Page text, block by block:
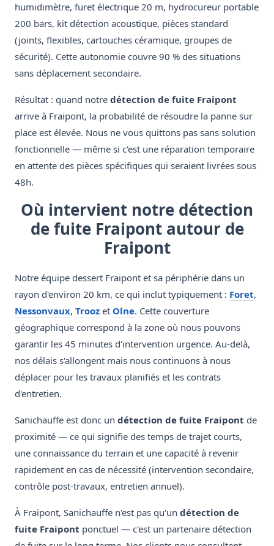
humidimètre, furet électrique 20 m, hydrocureur portable
200 bars, kit détection acoustique, pièces standard
(joints, flexibles, cartouches céramique, groupes de
sécurité). Cette autonomie couvre 90 % des situations
sans déplacement secondaire.
Résultat : quand notre détection de fuite Fraipont
arrive à Fraipont, la probabilité de résoudre la panne sur
place est élevée. Nous ne vous quittons pas sans solution
fonctionnelle — même si c'est une réparation temporaire
en attente des pièces spécifiques qui seraient livrées sous
48h.
Où intervient notre détection
de fuite Fraipont autour de
Fraipont
Notre équipe dessert Fraipont et sa périphérie dans un
rayon d'environ 20 km, ce qui inclut typiquement : Foret,
Nessonvaux, Trooz et Olne. Cette couverture
géographique correspond à la zone où nous pouvons
garantir les 45 minutes d'intervention urgence. Au-delà,
nos délais s'allongent mais nous continuons à nous
déplacer pour les travaux planifiés et les contrats
d'entretien.
Sanichauffe est donc un détection de fuite Fraipont de
proximité — ce qui signifie des temps de trajet courts,
une connaissance du terrain et une capacité à revenir
rapidement en cas de nécessité (intervention secondaire,
contrôle post-travaux, entretien annuel).
À Fraipont, Sanichauffe n'est pas qu'un détection de
fuite Fraipont ponctuel — c'est un partenaire détection